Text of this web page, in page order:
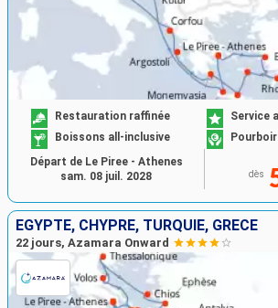
Restauration raffinée
Service
Boissons all-inclusive
dès
Départ de Le Piree - Athenes
sam. 08 juil. 2028
EGYPTE, CHYPRE, TURQUIE, GRÈCE
22 jours, Azamara Onward